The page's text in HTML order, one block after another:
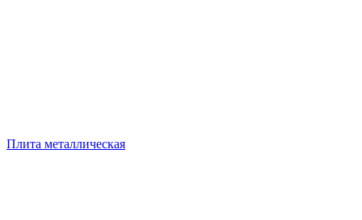
Плита металлическая